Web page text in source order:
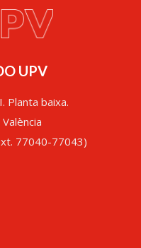
UPV
Planta baixa.
77040-77043)